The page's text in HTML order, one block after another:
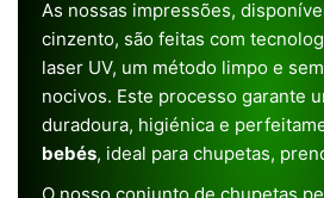
As nossas impressões,
cinzento, são feitas com
laser UV, um método limpo e
nocivos. Este processo garante
duradoura, higiénica e
bebés, ideal para chupetas,